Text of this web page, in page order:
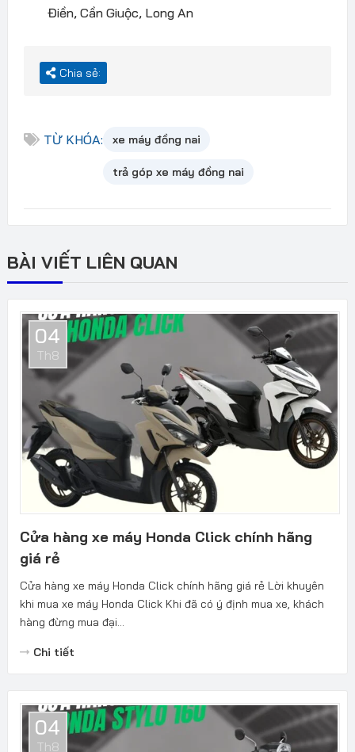
Điền, Cần Giuộc, Long An
Chia sẻ:
TỪ KHÓA: xe máy đồng nai
trả góp xe máy đồng nai
BÀI VIẾT LIÊN QUAN
04
Th8
Cửa hàng xe máy Honda Click chính hãng
giá rẻ
Cửa hàng xe máy Honda Click chính hãng giá rẻ Lời khuyên
khi mua xe máy Honda Click Khi đã có ý định mua xe, khách
hàng đừng mua đại...
Chi tiết
04
Th8